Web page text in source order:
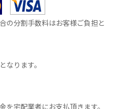
の分割手数料はお客様ご負担と
なります。
を宅配業者にお支払頂きます。